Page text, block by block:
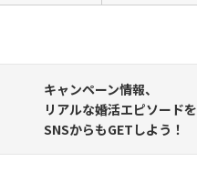
キャンペーン情報、
リアルな婚活エピソードを
SNSからもGETしよう！